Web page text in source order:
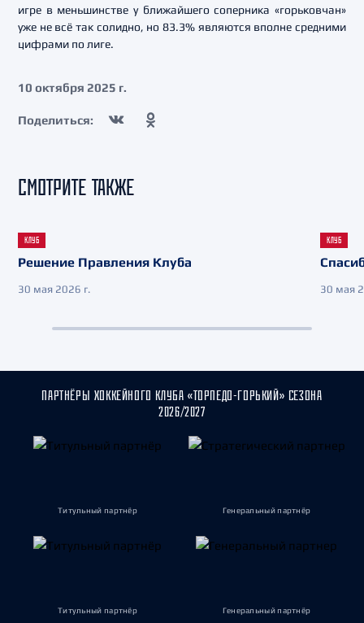
игре в меньшинстве у ближайшего соперника «горьковчан»
уже не всё так солидно, но 83.3% являются вполне средними
цифрами по лиге.
10 октября 2025 г.
Поделиться:
СМОТРИТЕ ТАКЖЕ
КЛУБ
Решение Правления Клуба
30 мая 2026 г.
КЛУБ
30 мая
ПАРТНЁРЫ ХОККЕЙНОГО КЛУБА «ТОРПЕДО-ГОРЬКИЙ» СЕЗОНА
2026/2027
Титульный партнёр Генеральный партнёр
Титульный партнёр Генеральный партнёр